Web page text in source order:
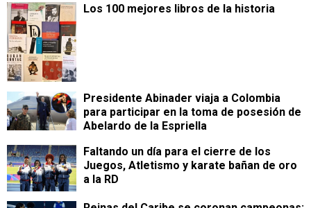
Los 100 mejores libros de la historia
Presidente Abinader viaja a Colombia
para participar en la toma de posesión de
Abelardo de la Espriella
Faltando un día para el cierre de los
Juegos, Atletismo y karate bañan de oro
a la RD